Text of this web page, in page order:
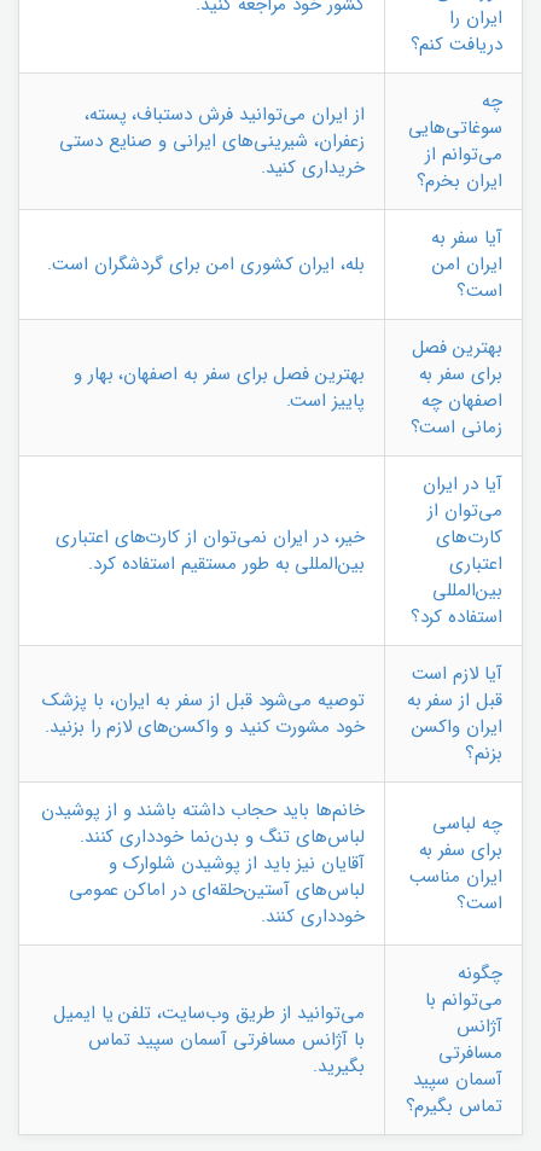
ایران را
دریافت کنم؟
چه
سوغاتی‌هایی
می‌توانم از
ایران بخرم؟
از ایران می‌توانید فرش دستباف، پسته،
زعفران، شیرینی‌های ایرانی و صنایع دستی
خریداری کنید.
آیا سفر به
ایران امن
است؟
بله، ایران کشوری امن برای گردشگران است.
بهترین فصل
برای سفر به
اصفهان چه
زمانی است؟
بهترین فصل برای سفر به اصفهان، بهار و
پاییز است.
آیا در ایران
می‌توان از
کارت‌های
اعتباری
بین‌المللی
استفاده کرد؟
خیر، در ایران نمی‌توان از کارت‌های اعتباری
بین‌المللی به طور مستقیم استفاده کرد.
آیا لازم است
قبل از سفر به
ایران واکسن
بزنم؟
توصیه می‌شود قبل از سفر به ایران، با پزشک
خود مشورت کنید و واکسن‌های لازم را بزنید.
چه لباسی
برای سفر به
ایران مناسب
است؟
خانم‌ها باید حجاب داشته باشند و از پوشیدن
لباس‌های تنگ و بدن‌نما خودداری کنند.
آقایان نیز باید از پوشیدن شلوارک و
لباس‌های آستین‌حلقه‌ای در اماکن عمومی
خودداری کنند.
چگونه
می‌توانم با
آژانس
مسافرتی
آسمان سپید
تماس بگیرم؟
می‌توانید از طریق وب‌سایت، تلفن یا ایمیل
با آژانس مسافرتی آسمان سپید تماس
بگیرید.